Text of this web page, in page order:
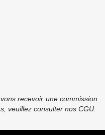
recevoir une commission
veuillez consulter nos CGU.